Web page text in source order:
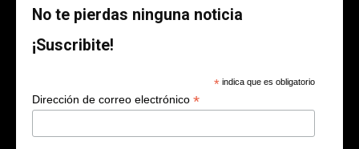
No te pierdas ninguna noticia
¡Suscribite!
* indica que es obligatorio
Dirección de correo electrónico *